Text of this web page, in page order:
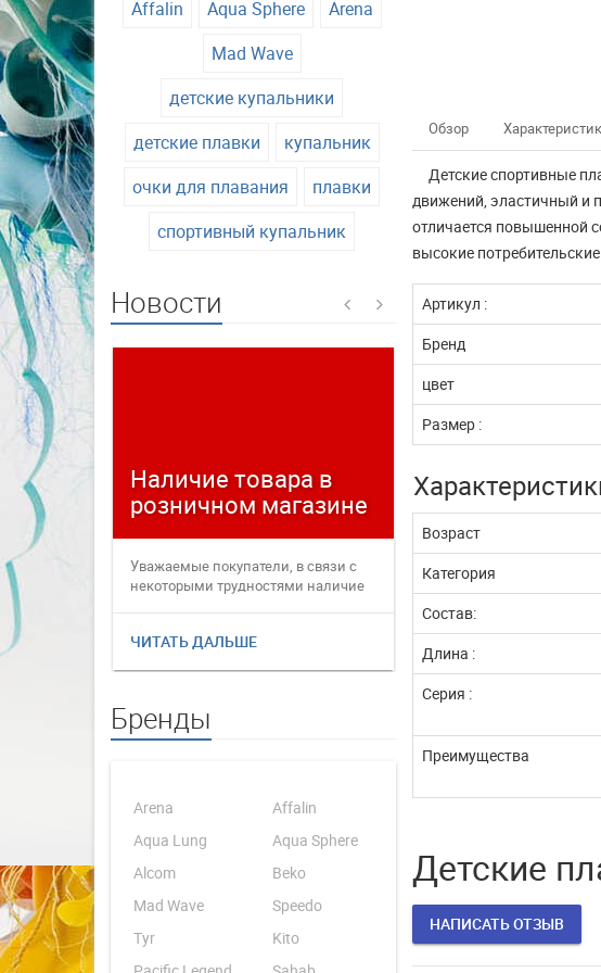
Affalin Aqua Sphere
Arena
Mad Wave
детские купальники
детские плавки
купальник
очки для плавания
плавки
спортивный купальник
Новости
Наличие товара в
розничном магазине
Уважаемые покупатели, в связи с
некоторыми трудностями наличие
ЧИТАТЬ ДАЛЬШЕ
Временно не
платежи через
Уважаемые покупатели! В
переоформлением
электронные платежи через
ЧИТАТЬ ДАЛЬШЕ
Бренды
Arena
Affalin
Aqua Lung
Aqua Sphere
Alcom
Beko
Mad Wave
Speedo
Tyr
Kito
Обзор
Детские спортивные
движений, эластичный и
отличается повышенной
высокие
Артикул :
Бренд
цвет
Размер :
Возраст
Категория
Состав:
Длина :
Серия :
Преимущества
Детские
НАПИСАТЬ ОТЗЫВ